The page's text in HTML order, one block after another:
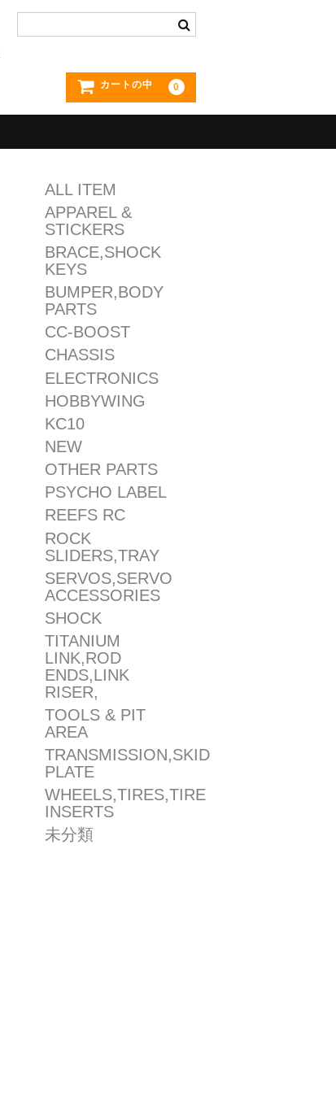
カートの中 0
ALL ITEM
APPAREL &
STICKERS
BRACE,SHOCK
KEYS
BUMPER,BODY
PARTS
CC-BOOST
CHASSIS
ELECTRONICS
HOBBYWING
KC10
NEW
OTHER PARTS
PSYCHO LABEL
REEFS RC
ROCK
SLIDERS,TRAY
SERVOS,SERVO
ACCESSORIES
SHOCK
TITANIUM
LINK,ROD
ENDS,LINK
RISER,
TOOLS & PIT
AREA
TRANSMISSION,SKID
PLATE
WHEELS,TIRES,TIRE
INSERTS
未分類